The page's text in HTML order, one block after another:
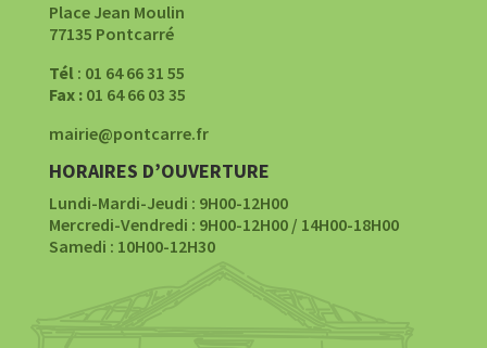
Place Jean Moulin
77135 Pontcarré
Tél: 01 64 66 31 55
Fax :01 64 66 03 35
mairie@pontcarre.fr
HORAIRES D’OUVERTURE
Lundi-Mardi-Jeudi : 9H00-12H00
Mercredi-Vendredi : 9H00-12H00 / 14H00-18H00
Samedi : 10H00-12H30